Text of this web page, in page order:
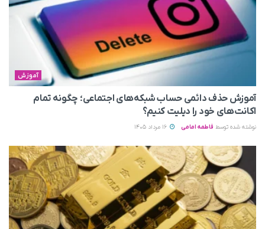
آموزش
آموزش حذف دائمی حساب شبکه‌های اجتماعی؛ چگونه تمام
اکانت‌های خود را دیلیت کنیم؟
نوشته شده توسط فاطمه امامی